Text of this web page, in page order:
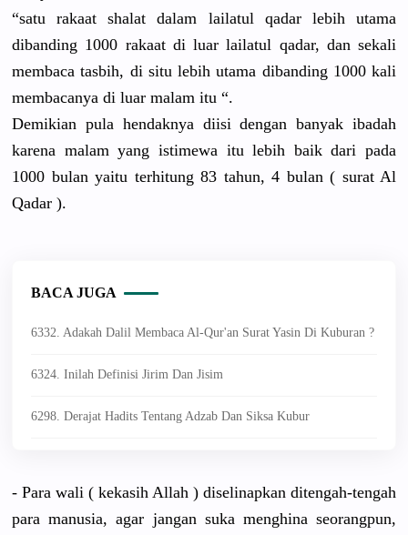
“satu rakaat shalat dalam lailatul qadar lebih utama
dibanding 1000 rakaat di luar lailatul qadar, dan sekali
membaca tasbih, di situ lebih utama dibanding 1000 kali
membacanya di luar malam itu “.
Demikian pula hendaknya diisi dengan banyak ibadah
karena malam yang istimewa itu lebih baik dari pada
1000 bulan yaitu terhitung 83 tahun, 4 bulan ( surat Al
Qadar ).
BACA JUGA
6332. Adakah Dalil Membaca Al-Qur'an Surat Yasin Di Kuburan ?
6324. Inilah Definisi Jirim Dan Jisim
6298. Derajat Hadits Tentang Adzab Dan Siksa Kubur
- Para wali ( kekasih Allah ) diselinapkan ditengah-tengah
para manusia, agar jangan suka menghina seorangpun,